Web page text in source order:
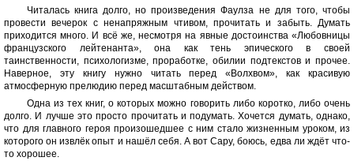
Читалась книга долго, но произведения Фаулза не для того, чтобы
провести вечерок с ненапряжным чтивом, прочитать и забыть. Думать
приходится много. И всё же, несмотря на явные достоинства «Любовницы
французского лейтенанта», она как тень эпического в своей
таинственности, психологизме, проработке, обилии подтекстов и прочее.
Наверное, эту книгу нужно читать перед «Волхвом», как красивую
атмосферную прелюдию перед масштабным действом.
Одна из тех книг, о которых можно говорить либо коротко, либо очень
долго. И лучше это просто прочитать и подумать. Хочется думать, однако,
что для главного героя произошедшее с ним стало жизненным уроком, из
которого он извлёк опыт и нашёл себя. А вот Сару, боюсь, едва ли ждёт что-
то хорошее.